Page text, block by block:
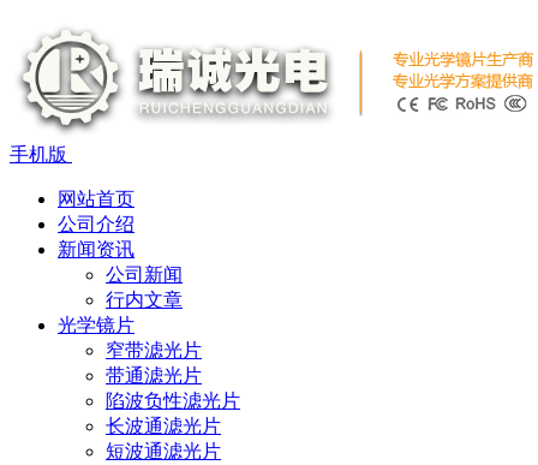
手机版
网站首页
公司介绍
新闻资讯
公司新闻
行内文章
光学镜片
窄带滤光片
带通滤光片
陷波负性滤光片
长波通滤光片
短波通滤光片